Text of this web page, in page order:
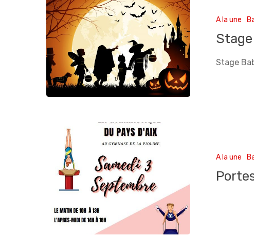
A la une
Stage
A la une